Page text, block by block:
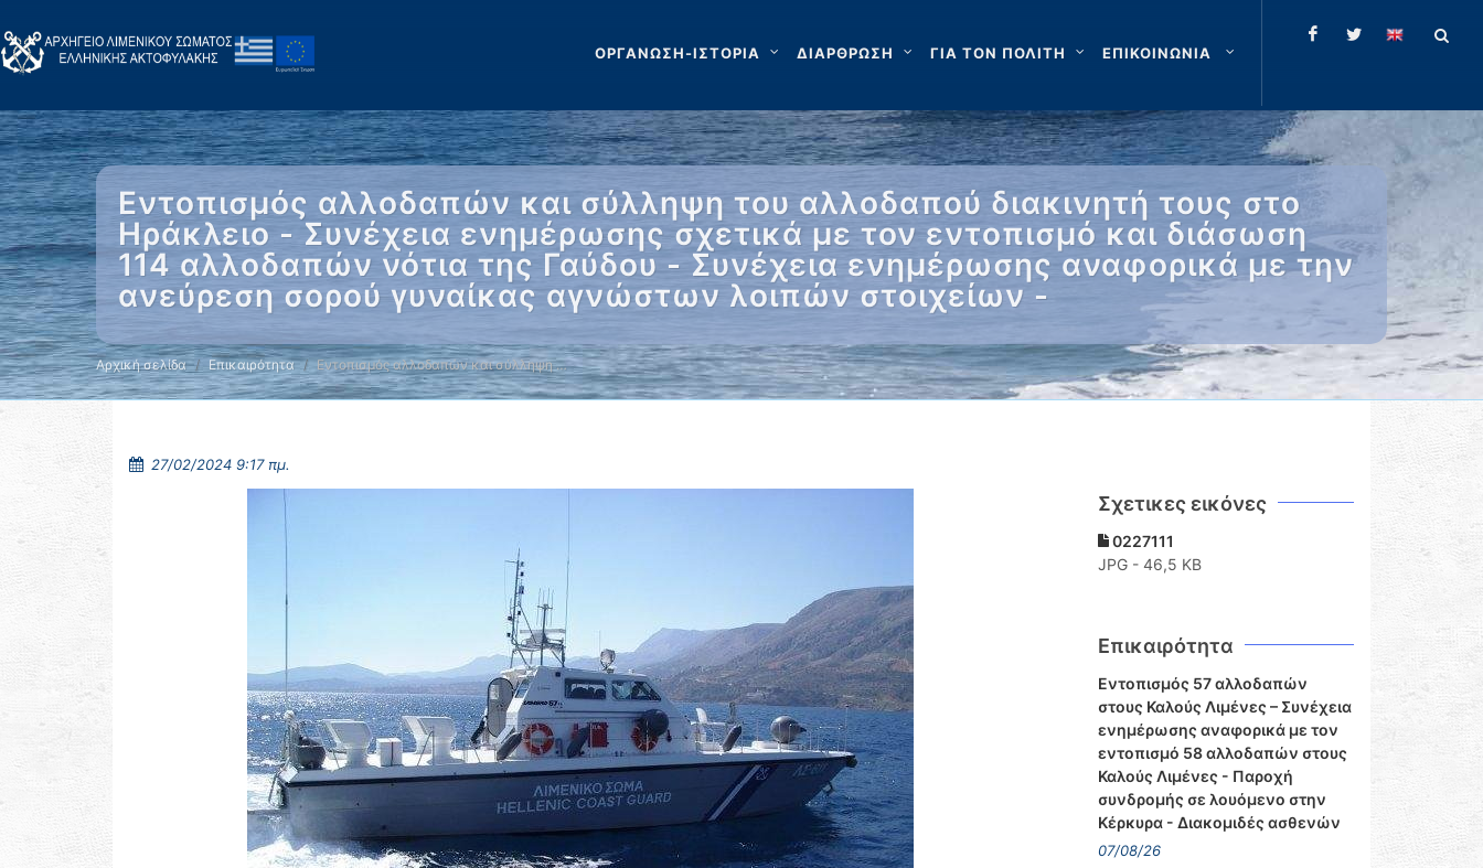
ΟΡΓΑΝΩΣΗ-ΙΣΤΟΡΙΑ ΔΙΑΡΘΡΩΣΗ ΓΙΑ ΤΟΝ ΠΟΛΙΤΗ ΕΠΙΚΟΙΝΩΝΙΑ
Εντοπισμός αλλοδαπών και σύλληψη του αλλοδαπού διακινητή τους στο
Ηράκλειο - Συνέχεια ενημέρωσης σχετικά με τον εντοπισμό και διάσωση
114 αλλοδαπών νότια της Γαύδου - Συνέχεια ενημέρωσης αναφορικά με την
ανεύρεση σορού γυναίκας αγνώστων λοιπών στοιχείων -
Αρχική σελίδα Επικαιρότητα Εντοπισμός αλλοδαπών και σύλληψη …
27/02/2024 9:17 πμ.
Σχετικες εικόνες
0227111
JPG - 46,5 KB
Επικαιρότητα
Εντοπισμός 57 αλλοδαπών
στους Καλούς Λιμένες – Συνέχεια
ενημέρωσης αναφορικά με τον
εντοπισμό 58 αλλοδαπών στους
Καλούς Λιμένες - Παροχή
συνδρομής σε λουόμενο στην
Κέρκυρα - Διακομιδές ασθενών
07/08/26